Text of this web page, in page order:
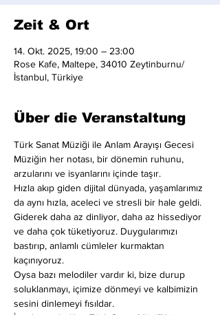
Zeit & Ort
14. Okt. 2025, 19:00 – 23:00
Rose Kafe, Maltepe, 34010 Zeytinburnu/
İstanbul, Türkiye
Über die Veranstaltung
Türk Sanat Müziği ile Anlam Arayışı Gecesi
Müziğin her notası, bir dönemin ruhunu,
arzularını ve isyanlarını içinde taşır.
Hızla akıp giden dijital dünyada, yaşamlarımız
da aynı hızla, aceleci ve stresli bir hale geldi.
Giderek daha az dinliyor, daha az hissediyor
ve daha çok tüketiyoruz. Duygularımızı
bastırıp, anlamlı cümleler kurmaktan
kaçınıyoruz.
Oysa bazı melodiler vardır ki, bize durup
soluklanmayı, içimize dönmeyi ve kalbimizin
sesini dinlemeyi fısıldar.